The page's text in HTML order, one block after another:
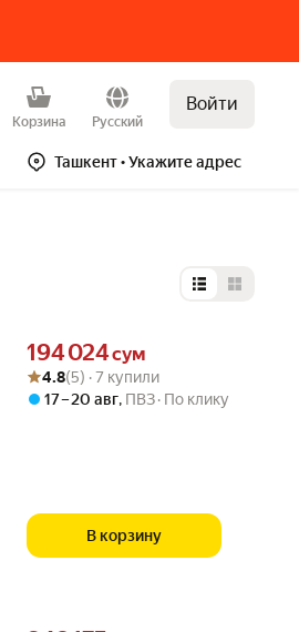
Корзина Русский
Войти
Ташкент• Укажите адрес
Выбор типа
Цена 194024 сум вместо
194 024сум
Рейтинг товара: 4.8 из 5
Оценок: (5) · 7 купили
4.8(5) · 7 купили
17 – 20 авг, ПВЗ По клику
В корзину